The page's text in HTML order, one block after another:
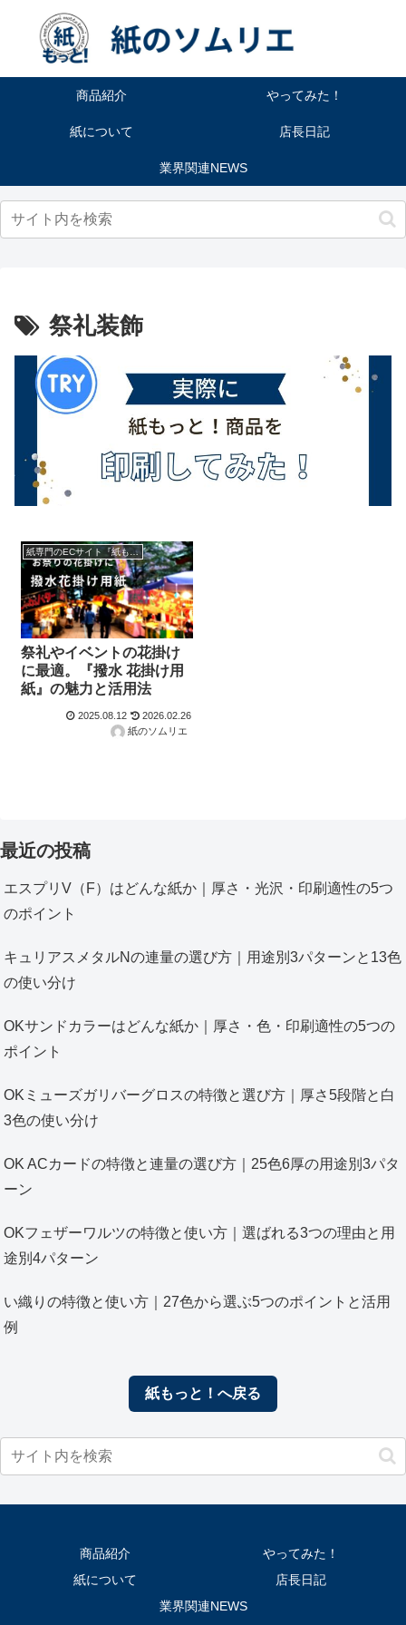
商品紹介 やってみた！
紙について 店長日記
業界関連NEWS
祭礼装飾
紙専門のECサイト『紙もっと！』の商品紹介！
祭礼やイベントの花掛け
に最適。『撥水 花掛け用
紙』の魅力と活用法
2025.08.12
2026.02.26
紙のソムリエ
最近の投稿
エスプリV（F）はどんな紙か｜厚さ・光沢・印刷適性の5つ
のポイント
キュリアスメタルNの連量の選び方｜用途別3パターンと13色
の使い分け
OKサンドカラーはどんな紙か｜厚さ・色・印刷適性の5つの
ポイント
OKミューズガリバーグロスの特徴と選び方｜厚さ5段階と白
3色の使い分け
OK ACカードの特徴と連量の選び方｜25色6厚の用途別3パタ
ーン
OKフェザーワルツの特徴と使い方｜選ばれる3つの理由と用
途別4パターン
い織りの特徴と使い方｜27色から選ぶ5つのポイントと活用
例
紙もっと！へ戻る
商品紹介
やってみた！
紙について
店長日記
業界関連NEWS